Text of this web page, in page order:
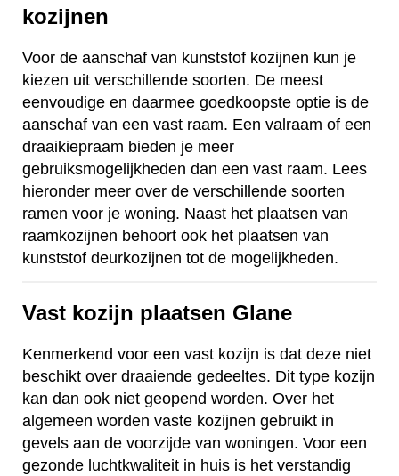
kozijnen
Voor de aanschaf van kunststof kozijnen kun je
kiezen uit verschillende soorten. De meest
eenvoudige en daarmee goedkoopste optie is de
aanschaf van een vast raam. Een valraam of een
draaikiepraam bieden je meer
gebruiksmogelijkheden dan een vast raam. Lees
hieronder meer over de verschillende soorten
ramen voor je woning. Naast het plaatsen van
raamkozijnen behoort ook het plaatsen van
kunststof deurkozijnen tot de mogelijkheden.
Vast kozijn plaatsen Glane
Kenmerkend voor een vast kozijn is dat deze niet
beschikt over draaiende gedeeltes. Dit type kozijn
kan dan ook niet geopend worden. Over het
algemeen worden vaste kozijnen gebruikt in
gevels aan de voorzijde van woningen. Voor een
gezonde luchtkwaliteit in huis is het verstandig